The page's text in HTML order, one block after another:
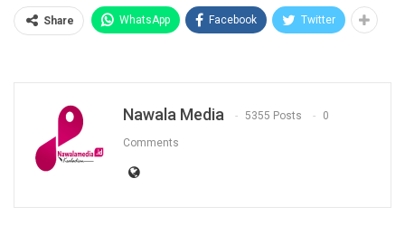
Share WhatsApp Facebook Twitter
Nawala Media 5355 Posts 0
Comments